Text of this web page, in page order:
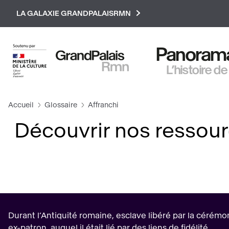
LA GALAXIE GRANDPALAISRMN
L’histoire
Accueil Glossaire Affranchi
Découvrir nos
Durant l’Antiquité romaine, esclave libéré par la